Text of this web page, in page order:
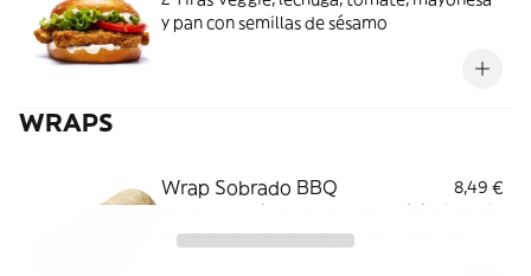
y pan con semillas de sésamo
WRAPS
Wrap Sobrado BBQ
8,49 €
Wrap con 2 tiras de pechuga Original, doble
de salsa barbacoa, loncha de queso, bacon